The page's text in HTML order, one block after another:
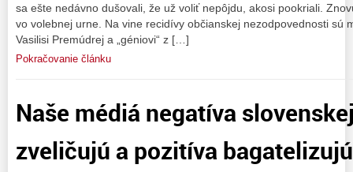
sa ešte nedávno dušovali, že už voliť nepôjdu, akosi pookriali.
vo volebnej urne. Na vine recidívy občianskej nezodpovednosti sú
Vasilisi Premúdrej a „géniovi“ z […]
Pokračovanie článku
Naše médiá negatíva
zveličujú a pozitíva bagatelizujú